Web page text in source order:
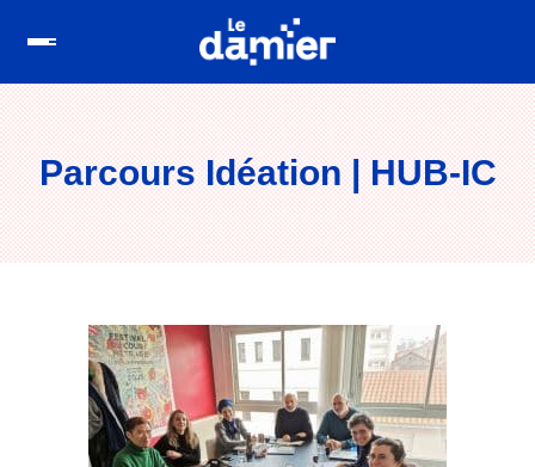
Parcours Idéation | HUB-IC